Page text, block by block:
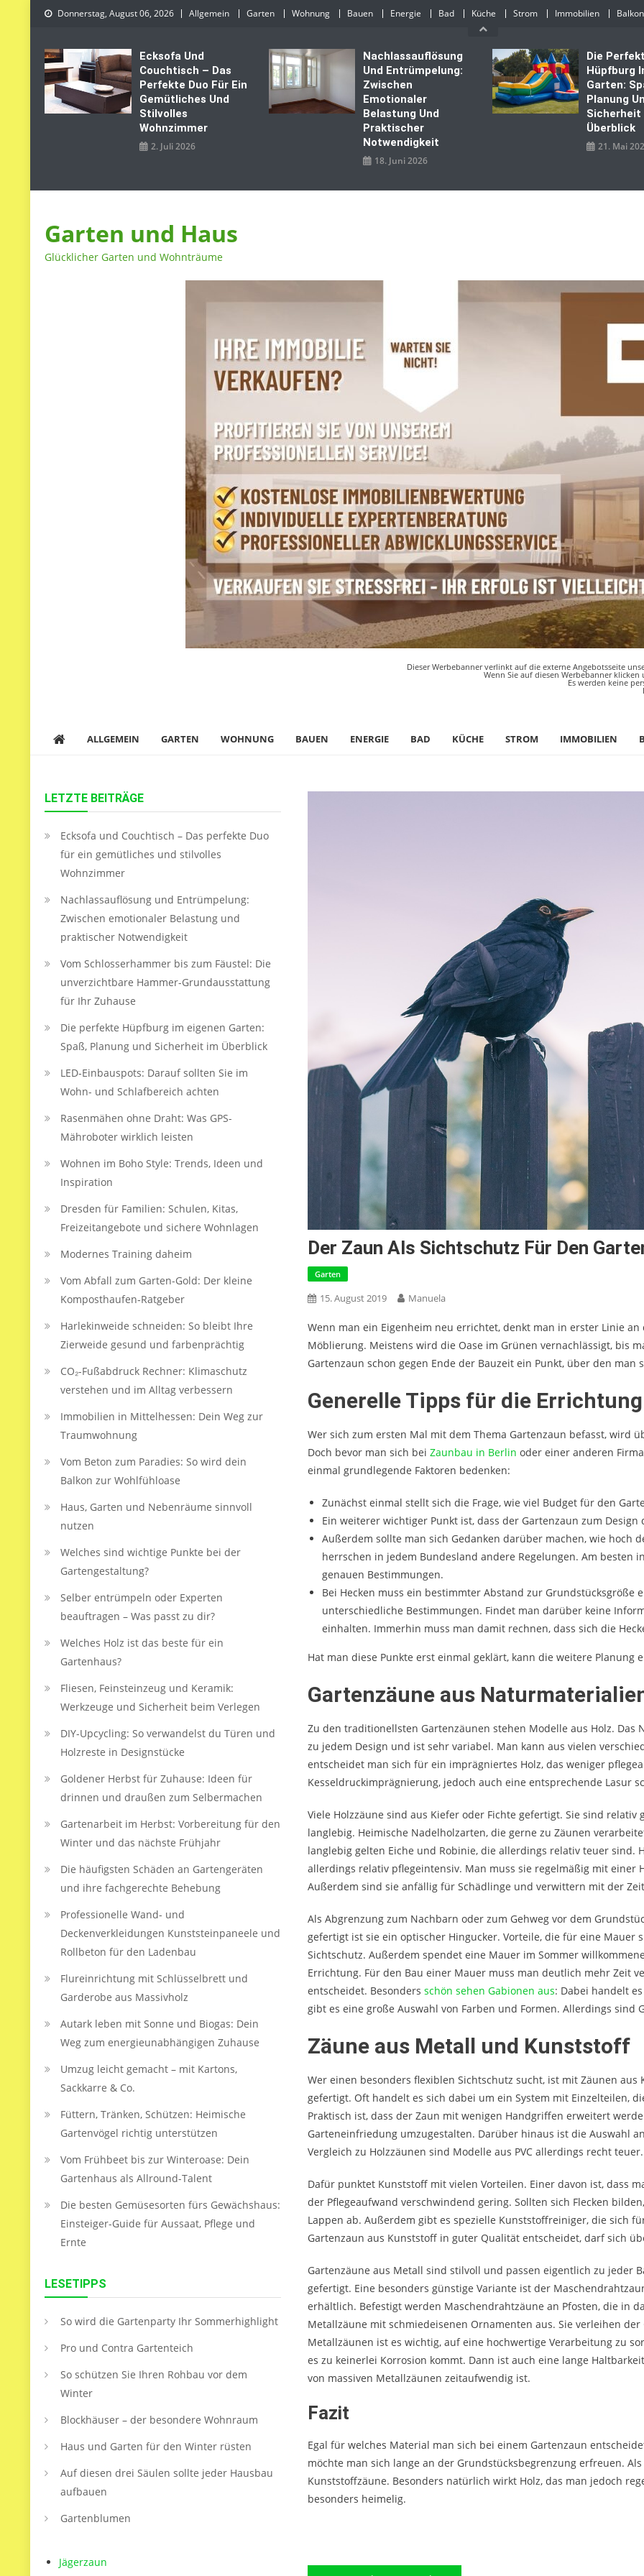
Skip
Donnerstag, August 06, 2026 Allgemein Garten Wohnung Bauen Energie Bad Küche Strom Immobilien Balkon
Ecksofa Und
Couchtisch – Das
Perfekte Duo Für Ein
Gemütliches Und
Stilvolles
Wohnzimmer
2. Juli 2026
Nachlassauflösung
Und Entrümpelung:
Zwischen
Emotionaler
Belastung Und
Praktischer
Notwendigkeit
18. Juni 2026
Die
Hüpfburg
Garten:
Planung
Sicherheit
Überblick
21. Mai
Garten und Haus
Glücklicher Garten und Wohnträume
Dieser Werbebanner verlinkt auf die externe Angebotsseite
Wenn Sie auf diesen Werbebanner
Es werden keine
ALLGEMEIN GARTEN WOHNUNG BAUEN ENERGIE BAD KÜCHE STROM IMMOBILIEN
Der Zaun Als Sichtschutz Für Den
Garten
15. August 2019 Manuela
Wenn man ein Eigenheim neu errichtet, denkt man in erster Linie
Möblierung. Meistens wird die Oase im Grünen vernachlässigt, bis
Gartenzaun schon gegen Ende der Bauzeit ein Punkt, über den man
Generelle Tipps für die
Wer sich zum ersten Mal mit dem Thema Gartenzaun befasst, wird
Doch bevor man sich bei Zaunbau in Berlin oder einer anderen
einmal grundlegende Faktoren bedenken:
Zunächst einmal stellt sich die Frage, wie viel Budget für den
Ein weiterer wichtiger Punkt ist, dass der Gartenzaun zum Design
Außerdem sollte man sich Gedanken darüber machen, wie hoch
herrschen in jedem Bundesland andere Regelungen. Am
genauen Bestimmungen.
Bei Hecken muss ein bestimmter Abstand zur
unterschiedliche Bestimmungen. Findet man darüber keine
einhalten. Immerhin muss man damit rechnen, dass sich die
Hat man diese Punkte erst einmal geklärt, kann die weitere Planung
Gartenzäune aus
Zu den traditionellsten Gartenzäunen stehen Modelle aus Holz.
zu jedem Design und ist sehr variabel. Man kann aus vielen
entscheidet man sich für ein imprägniertes Holz, das weniger
Kesseldruckimprägnierung, jedoch auch eine entsprechende Lasur
Viele Holzzäune sind aus Kiefer oder Fichte gefertigt. Sie sind
langlebig. Heimische Nadelholzarten, die gerne zu Zäunen
langlebig gelten Eiche und Robinie, die allerdings relativ teuer sind.
allerdings relativ pflegeintensiv. Man muss sie regelmäßig mit einer
Außerdem sind sie anfällig für Schädlinge und verwittern mit der
Als Abgrenzung zum Nachbarn oder zum Gehweg vor dem
gefertigt ist sie ein optischer Hingucker. Vorteile, die für eine
Sichtschutz. Außerdem spendet eine Mauer im Sommer
Errichtung. Für den Bau einer Mauer muss man deutlich mehr Zeit
entscheidet. Besonders schön sehen Gabionen aus: Dabei handelt
gibt es eine große Auswahl von Farben und Formen. Allerdings sind
Zäune aus Metall und Kunststoff
Wer einen besonders flexiblen Sichtschutz sucht, ist mit Zäunen
gefertigt. Oft handelt es sich dabei um ein System mit Einzelteilen,
Praktisch ist, dass der Zaun mit wenigen Handgriffen erweitert
Garteneinfriedung umzugestalten. Darüber hinaus ist die Auswahl
Vergleich zu Holzzäunen sind Modelle aus PVC allerdings recht teuer.
Dafür punktet Kunststoff mit vielen Vorteilen. Einer davon ist, dass
der Pflegeaufwand verschwindend gering. Sollten sich Flecken
Lappen ab. Außerdem gibt es spezielle Kunststoffreiniger, die sich
Gartenzaun aus Kunststoff in guter Qualität entscheidet, darf sich
Gartenzäune aus Metall sind stilvoll und passen eigentlich zu jeder
gefertigt. Eine besonders günstige Variante ist der
erhältlich. Befestigt werden Maschendrahtzäune an Pfosten, die in
Metallzäune mit schmiedeisenen Ornamenten aus. Sie verleihen
Metallzäunen ist es wichtig, auf eine hochwertige Verarbeitung zu
es zu keinerlei Korrosion kommt. Dann ist auch eine lange
von massiven Metallzäunen zeitaufwendig ist.
Fazit
Egal für welches Material man sich bei einem Gartenzaun
möchte man sich lange an der Grundstücksbegrenzung erfreuen.
Kunststoffzäune. Besonders natürlich wirkt Holz, das man jedoch
besonders heimelig.
LETZTE BEITRÄGE
Ecksofa und Couchtisch – Das perfekte Duo
für ein gemütliches und stilvolles
Wohnzimmer
Nachlassauflösung und Entrümpelung:
Zwischen emotionaler Belastung und
praktischer Notwendigkeit
Vom Schlosserhammer bis zum Fäustel: Die
unverzichtbare Hammer-Grundausstattung
für Ihr Zuhause
Die perfekte Hüpfburg im eigenen Garten:
Spaß, Planung und Sicherheit im Überblick
LED‑Einbauspots: Darauf sollten Sie im
Wohn- und Schlafbereich achten
Rasenmähen ohne Draht: Was GPS-
Mähroboter wirklich leisten
Wohnen im Boho Style: Trends, Ideen und
Inspiration
Dresden für Familien: Schulen, Kitas,
Freizeitangebote und sichere Wohnlagen
Modernes Training daheim
Vom Abfall zum Garten-Gold: Der kleine
Komposthaufen‑Ratgeber
Harlekinweide schneiden: So bleibt Ihre
Zierweide gesund und farbenprächtig
CO₂-Fußabdruck Rechner: Klimaschutz
verstehen und im Alltag verbessern
Immobilien in Mittelhessen: Dein Weg zur
Traumwohnung
Vom Beton zum Paradies: So wird dein
Balkon zur Wohlfühloase
Haus, Garten und Nebenräume sinnvoll
nutzen
Welches sind wichtige Punkte bei der
Gartengestaltung?
Selber entrümpeln oder Experten
beauftragen – Was passt zu dir?
Welches Holz ist das beste für ein
Gartenhaus?
Fliesen, Feinsteinzeug und Keramik:
Werkzeuge und Sicherheit beim Verlegen
DIY-Upcycling: So verwandelst du Türen und
Holzreste in Designstücke
Goldener Herbst für Zuhause: Ideen für
drinnen und draußen zum Selbermachen
Gartenarbeit im Herbst: Vorbereitung für den
Winter und das nächste Frühjahr
Die häufigsten Schäden an Gartengeräten
und ihre fachgerechte Behebung
Professionelle Wand- und
Deckenverkleidungen Kunststeinpaneele und
Rollbeton für den Ladenbau
Flureinrichtung mit Schlüsselbrett und
Garderobe aus Massivholz
Autark leben mit Sonne und Biogas: Dein
Weg zum energieunabhängigen Zuhause
Umzug leicht gemacht – mit Kartons,
Sackkarre & Co.
Füttern, Tränken, Schützen: Heimische
Gartenvögel richtig unterstützen
Vom Frühbeet bis zur Winteroase: Dein
Gartenhaus als Allround-Talent
Die besten Gemüsesorten fürs Gewächshaus:
Einsteiger-Guide für Aussaat, Pflege und
Ernte
LESETIPPS
So wird die Gartenparty Ihr Sommerhighlight
Pro und Contra Gartenteich
So schützen Sie Ihren Rohbau vor dem
Winter
Blockhäuser – der besondere Wohnraum
Haus und Garten für den Winter rüsten
Auf diesen drei Säulen sollte jeder Hausbau
aufbauen
Gartenblumen
Jägerzaun